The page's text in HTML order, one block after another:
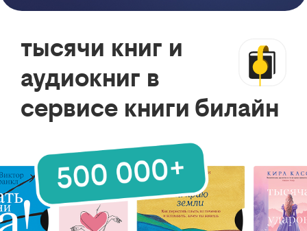
тысячи книг и
аудиокниг в
сервисе книги билайн